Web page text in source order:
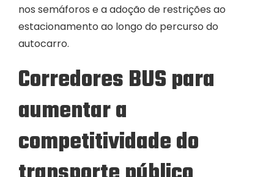
nos semáforos e a adoção de restrições ao
estacionamento ao longo do percurso do
autocarro.
Corredores BUS para
aumentar a
competitividade do